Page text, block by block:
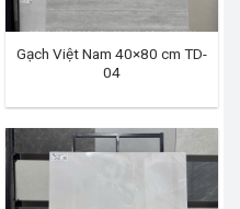
Gạch Việt Nam 40×80 cm TD-
04